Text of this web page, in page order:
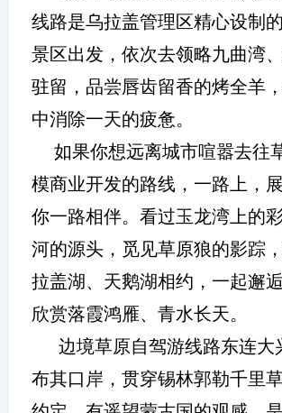
线路是乌拉盖管理区精心设制
景区出发，依次去领略九曲湾
驻留，品尝唇齿留香的烤全羊
中消除一天的疲惫。
如果你想远离城市喧嚣去往
模商业开发的路线，一路上，
你一路相伴。看过玉龙湾上的
河的源头，觅见草原狼的影踪
拉盖湖、天鹅湖相约，一起邂
欣赏落霞鸿雁、青水长天。
边境草原自驾游线路东连
布其口岸，贯穿锡林郭勒千里